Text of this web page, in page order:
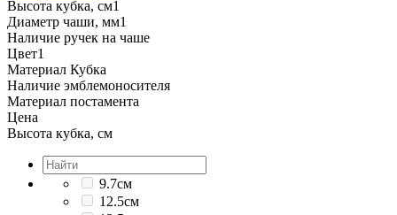
Высота кубка, см1
Диаметр чаши, мм1
Наличие ручек на чаше
Цвет1
Материал Кубка
Наличие эмблемоносителя
Материал постамента
Цена
Высота кубка, см
9.7см
12.5см